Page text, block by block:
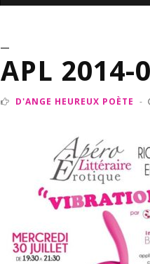
APL 2014-
D'ANGE HEUREUX POÈTE